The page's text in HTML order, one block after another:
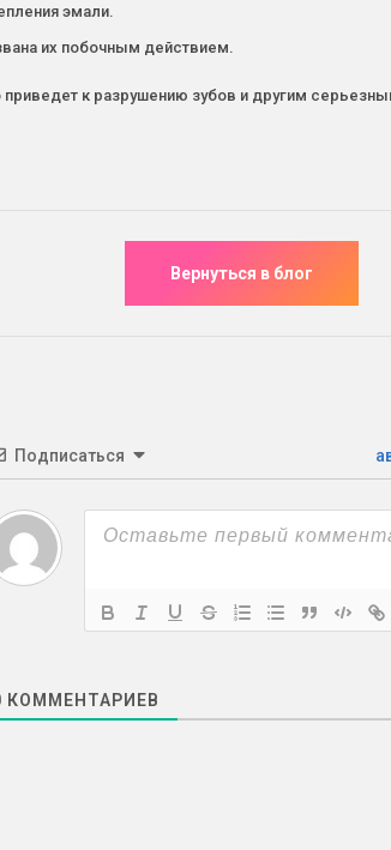
эмали.
их побочным действием.
приведет к разрушению зубов и другим
Подписаться
КОММЕНТАРИЕВ